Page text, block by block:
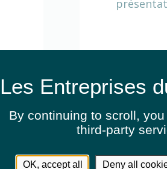
Entretien
Création
By continuing to scroll,
third-party
OK, accept all Deny all